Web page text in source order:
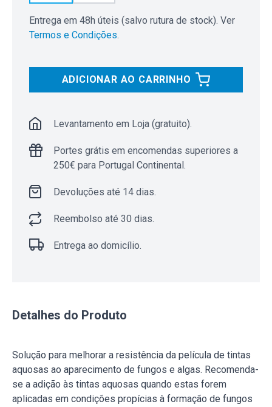
Entrega em 48h úteis (salvo rutura de stock). Ver
Termos e Condições.
ADICIONAR AO CARRINHO
Levantamento em Loja (gratuito).
Portes grátis em encomendas superiores a
250€ para Portugal Continental.
Devoluções até 14 dias.
Reembolso até 30 dias.
Entrega ao domicílio.
Detalhes do Produto
Solução para melhorar a resistência da película de tintas
aquosas ao aparecimento de fungos e algas. Recomenda-
se a adição às tintas aquosas quando estas forem
aplicadas em condições propícias à formação de fungos